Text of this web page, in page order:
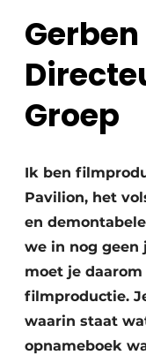
Vacature
Vacatures
Persen
Stofbeheersing
Groep
Ik ben
Pavilion, het
en
we in nog geen
moet je
filmproductie.
waarin staat
opnameboek